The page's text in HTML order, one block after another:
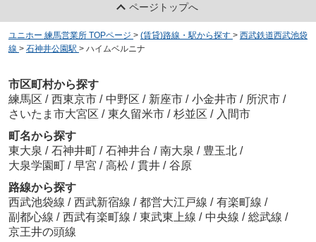
ページトップへ
ユニホー 練馬営業所 TOPページ > (賃貸)路線・駅から探す > 西武鉄道西武池袋
線 > 石神井公園駅 > ハイムベルニナ
市区町村から探す
練馬区 / 西東京市 / 中野区 / 新座市 / 小金井市 / 所沢市 /
さいたま市大宮区 / 東久留米市 / 杉並区 / 入間市
町名から探す
東大泉 / 石神井町 / 石神井台 / 南大泉 / 豊玉北 /
大泉学園町 / 早宮 / 高松 / 貫井 / 谷原
路線から探す
西武池袋線 / 西武新宿線 / 都営大江戸線 / 有楽町線 /
副都心線 / 西武有楽町線 / 東武東上線 / 中央線 / 総武線 /
京王井の頭線